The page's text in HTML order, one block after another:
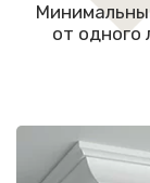
от одного